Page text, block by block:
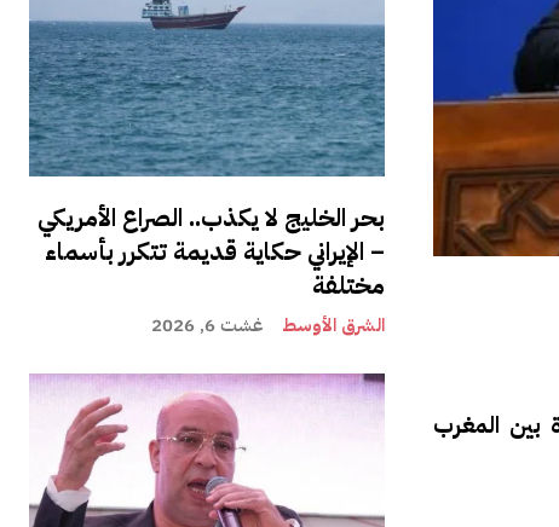
بحر الخليج لا يكذب.. الصراع الأمريكي
– الإيراني حكاية قديمة تتكرر بأسماء
مختلفة
الشرق الأوسط غشت 6, 2026
بين المغرب